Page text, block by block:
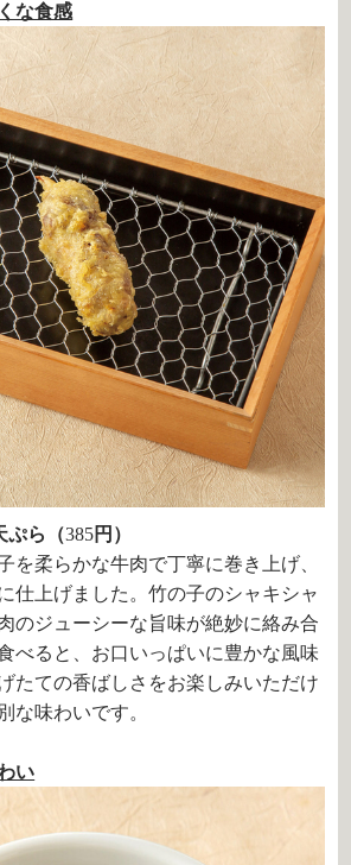
な食感
ぷら（385円）
を柔らかな牛肉で丁寧に巻き上げ、
仕上げました。竹の子のシャキシャ
のジューシーな旨味が絶妙に絡み合
べると、お口いっぱいに豊かな風味
たての香ばしさをお楽しみいただけ
な味わいです。
い